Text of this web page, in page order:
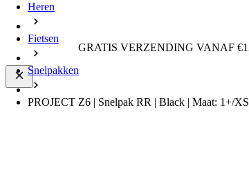
GRATIS VERZENDING VANAF
Heren
Fietsen
Snelpakken
PROJECT Z6 | Snelpak RR | Black | Maat: 1+/